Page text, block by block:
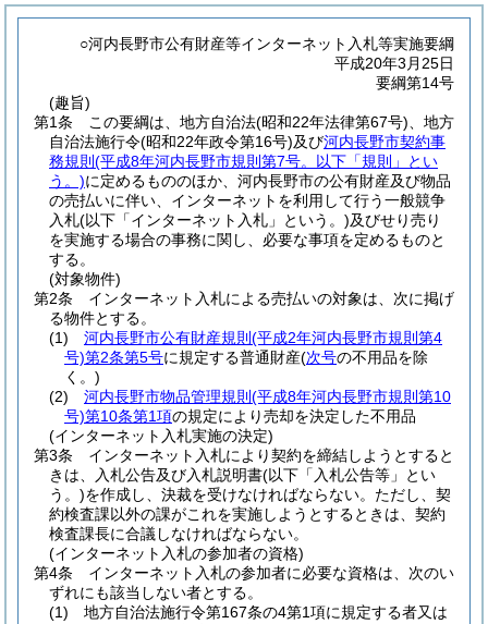
○河内長野市公有財産等インターネット入札等実施要綱
平成20年3月25日
要綱第14号
(趣旨)
第1条
この要綱は、地方自治法(昭和22年法律第67号) 、地方
自治法施行令(昭和22年政令第16号)及び河内長野市契約事
務規則 (平成8年河内長野市規則第7号。以下「規則」とい
う。)に定めるもののほか、河内長野市の公有財産及び物品
の売払いに伴い、インターネットを利用して行う一般競争
入札(以下「インターネット入札」という。)及びせり売り
を実施する場合の事務に関し、必要な事項を定めるものと
する。
(対象物件)
第2条
インターネット入札による売払いの対象は、次に掲げ
る物件とする。
(1)
河内長野市公有財産規則 (平成2年河内長野市規則第4
号)第2条第5号に規定する普通財産(次号の不用品を除
く。)
(2)
河内長野市物品管理規則 (平成8年河内長野市規則第10
号)第10条第1項の規定により売却を決定した不用品
(インターネット入札実施の決定)
第3条
インターネット入札により契約を締結しようとすると
きは、入札公告及び入札説明書(以下「入札公告等」とい
う。)を作成し、決裁を受けなければならない。 ただし、契
約検査課以外の課がこれを実施しようとするときは、契約
検査課長に合議しなければならない。
(インターネット入札の参加者の資格)
第4条
インターネット入札の参加者に必要な資格は、次のい
ずれにも該当しない者とする。
(1)
地方自治法施行令第167条の4第1項に規定する者又は